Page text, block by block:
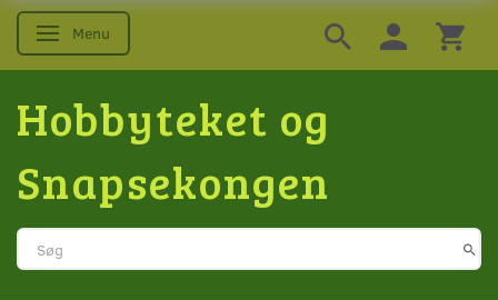
Skifte navigation
Menu
Hobbyteket og
Snapsekongen